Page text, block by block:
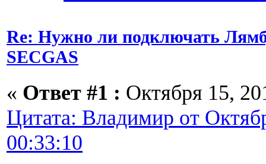
Re: Нужно ли подключать
SECGAS
« Ответ #1 : Октября 15,
Цитата: Владимир от
00:33:10